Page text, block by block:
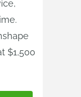
$1,500